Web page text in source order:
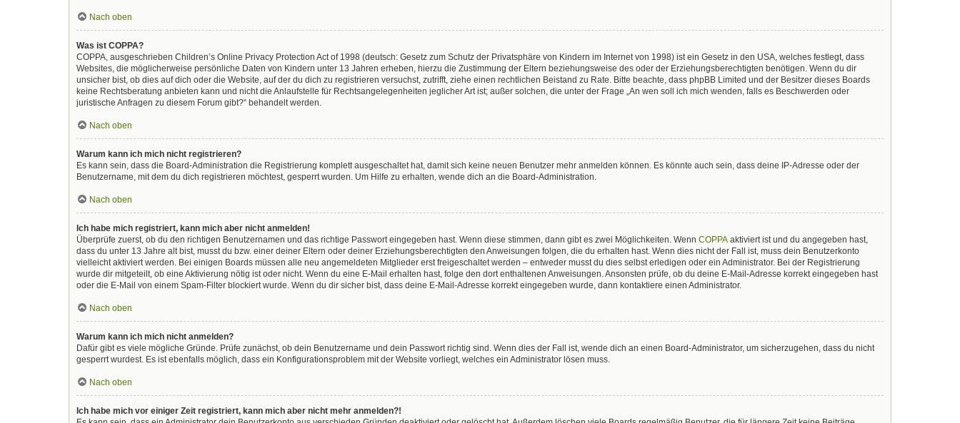
Nach oben
Was ist COPPA?
COPPA, ausgeschrieben Children’s Online Privacy Protection Act of 1998 (deutsch: Gesetz zum Schutz der Privatsphäre von Kindern im Internet von 1998) ist ein Gesetz in den USA, welches festlegt, dass
Websites, die möglicherweise persönliche Daten von Kindern unter 13 Jahren erheben, hierzu die Zustimmung der Eltern beziehungsweise des oder der Erziehungsberechtigten benötigen. Wenn du dir
unsicher bist, ob dies auf dich oder die Website, auf der du dich zu registrieren versuchst, zutrifft, ziehe einen rechtlichen Beistand zu Rate. Bitte beachte, dass phpBB Limited und der Besitzer dieses Boards
keine Rechtsberatung anbieten kann und nicht die Anlaufstelle für Rechtsangelegenheiten jeglicher Art ist; außer solchen, die unter der Frage „An wen soll ich mich wenden, falls es Beschwerden oder
juristische Anfragen zu diesem Forum gibt?“ behandelt werden.
Nach oben
Warum kann ich mich nicht registrieren?
Es kann sein, dass die Board-Administration die Registrierung komplett ausgeschaltet hat, damit sich keine neuen Benutzer mehr anmelden können. Es könnte auch sein, dass deine IP-Adresse oder der
Benutzername, mit dem du dich registrieren möchtest, gesperrt wurden. Um Hilfe zu erhalten, wende dich an die Board-Administration.
Nach oben
Ich habe mich registriert, kann mich aber nicht anmelden!
Überprüfe zuerst, ob du den richtigen Benutzernamen und das richtige Passwort eingegeben hast. Wenn diese stimmen, dann gibt es zwei Möglichkeiten. Wenn COPPA aktiviert ist und du angegeben hast,
dass du unter 13 Jahre alt bist, musst du bzw. einer deiner Eltern oder deiner Erziehungsberechtigten den Anweisungen folgen, die du erhalten hast. Wenn dies nicht der Fall ist, muss dein Benutzerkonto
vielleicht aktiviert werden. Bei einigen Boards müssen alle neu angemeldeten Mitglieder erst freigeschaltet werden – entweder musst du dies selbst erledigen oder ein Administrator. Bei der Registrierung
wurde dir mitgeteilt, ob eine Aktivierung nötig ist oder nicht. Wenn du eine E-Mail erhalten hast, folge den dort enthaltenen Anweisungen. Ansonsten prüfe, ob du deine E-Mail-Adresse korrekt eingegeben hast
oder die E-Mail von einem Spam-Filter blockiert wurde. Wenn du dir sicher bist, dass deine E-Mail-Adresse korrekt eingegeben wurde, dann kontaktiere einen Administrator.
Nach oben
Warum kann ich mich nicht anmelden?
Dafür gibt es viele mögliche Gründe. Prüfe zunächst, ob dein Benutzername und dein Passwort richtig sind. Wenn dies der Fall ist, wende dich an einen Board-Administrator, um sicherzugehen, dass du nicht
gesperrt wurdest. Es ist ebenfalls möglich, dass ein Konfigurationsproblem mit der Website vorliegt, welches ein Administrator lösen muss.
Nach oben
Ich habe mich vor einiger Zeit registriert, kann mich aber nicht mehr anmelden?!